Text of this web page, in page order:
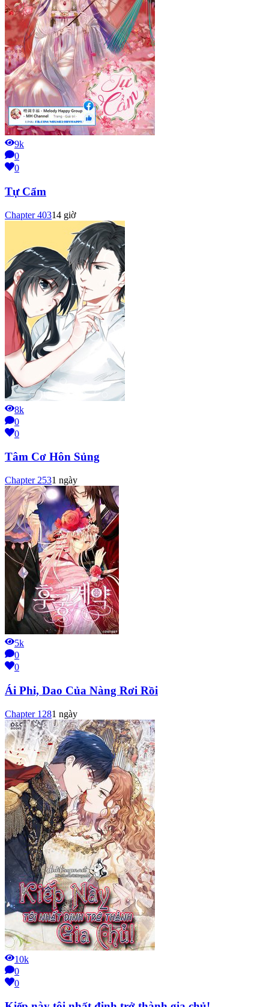
9k
0
0
Tự Cẩm
Chapter40314 giờ
8k
0
0
Tâm Cơ Hôn Sủng
Chapter 2531 ngày
5k
0
0
Ái Phi, Dao Của Nàng Rơi Rồi
Chapter 1281 ngày
10k
0
0